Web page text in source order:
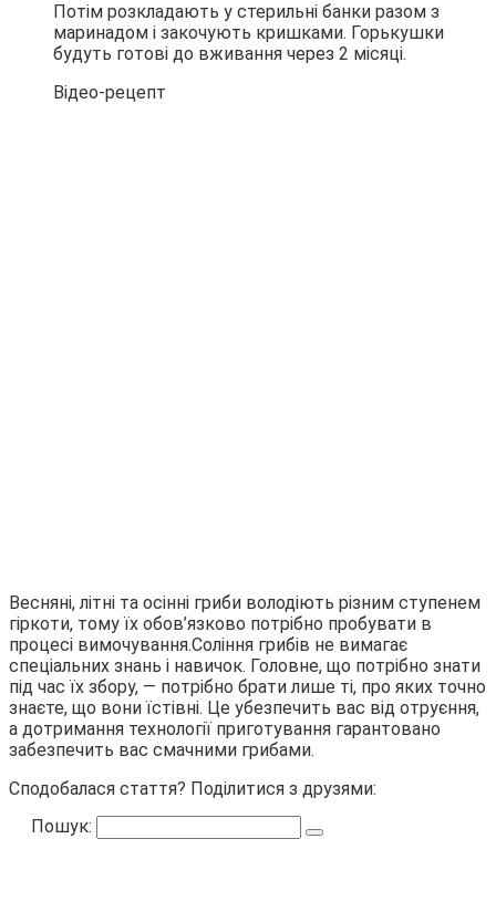
Потім розкладають у стерильні банки разом з
маринадом і закочують кришками. Горькушки
будуть готові до вживання через 2 місяці.
Відео-рецепт
Весняні, літні та осінні гриби володіють різним ступенем
гіркоти, тому їх обов’язково потрібно пробувати в
процесі вимочування.Соління грибів не вимагає
спеціальних знань і навичок. Головне, що потрібно знати
під час їх збору, — потрібно брати лише ті, про яких точно
знаєте, що вони їстівні. Це убезпечить вас від отруєння,
а дотримання технології приготування гарантовано
забезпечить вас смачними грибами.
Сподобалася стаття? Поділитися з друзями:
Пошук: